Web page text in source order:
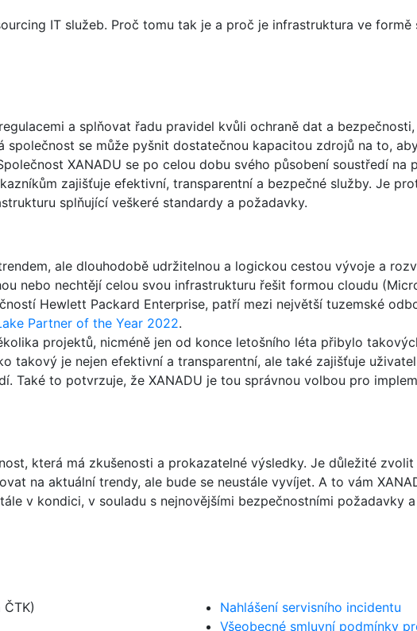
IT služeb. Proč tomu tak je a proč je infrastruktura ve formě
a splňovat řadu pravidel kvůli ochraně dat a
společnost se může pyšnit dostatečnou kapacitou zdrojů na to,
XANADU se po celou dobu svého působení soustředí na
zajišťuje efektivní, transparentní a bezpečné služby. Je
splňující veškeré standardy a požadavky.
ale dlouhodobě udržitelnou a logickou cestou vývoje a
nebo nechtějí celou svou infrastrukturu řešit formou cloudu
Hewlett Packard Enterprise, patří mezi největší tuzemské
Partner of the Year 2022.
projektů, nicméně jen od konce letošního léta přibylo
takový je nejen efektivní a transparentní, ale také zajišťuje
Také to potvrzuje, že XANADU je tou správnou volbou pro
která má zkušenosti a prokazatelné výsledky. Je důležité zvolit
na aktuální trendy, ale bude se neustále vyvíjet. A to vám
v kondici, v souladu s nejnovějšími bezpečnostními požadavky
Nahlášení servisního incidentu
Všeobecné smluvní podmínky